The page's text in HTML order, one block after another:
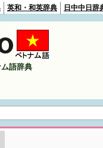
英和・和英辞典 日中中日辞
語辞典